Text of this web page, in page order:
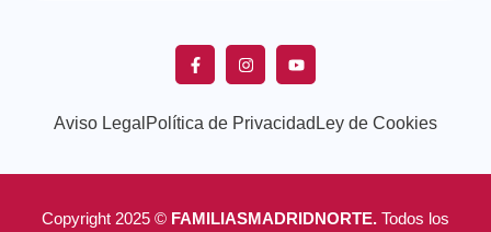
Aviso Legal Política de Privacidad Ley de Cookies
Copyright 2025 © FAMILIASMADRIDNORTE. Todos los